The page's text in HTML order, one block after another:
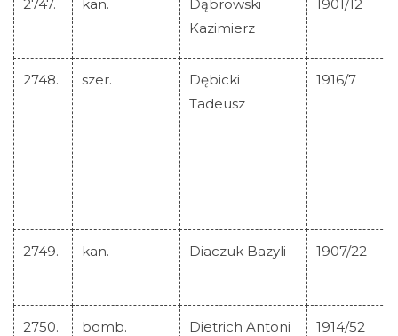
2747. kan.
Dąbrowski
Kazimierz
1901/12
2748. szer.
Dębicki
Tadeusz
1916/7
2749. kan. Diaczuk Bazyli 1907/22
2750. bomb. Dietrich Antoni 1914/52